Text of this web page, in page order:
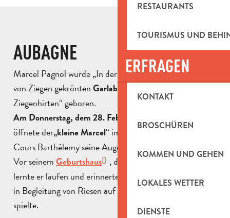
RESTAURANTS
TOURISMUS UND
ERFRAGEN
KONTAKT
BROSCHÜREN
KOMMEN UND GEHEN
LOKALES WETTER
DIENSTE
AUBAGNE
Marcel Pagnol wurde „In der Stadt Aubagne, unter dem
von Ziegen gekröntenGarlaban
Ziegenhirten“ geboren.
Am Donnerstag, dem 28. Februar 1895
, gegen 17 Uhr,
öffnete der„kleine Marcel“ im dritten Stock des 16
Cours Barthélemy seine Augen.
Vor seinemGeburtshaus
, das heute ein Museum ist,
lernte er laufen und erinnerte sich an seinen Vater, der
in Begleitung von Riesen auf dem Kurs „la longue“
spielte.